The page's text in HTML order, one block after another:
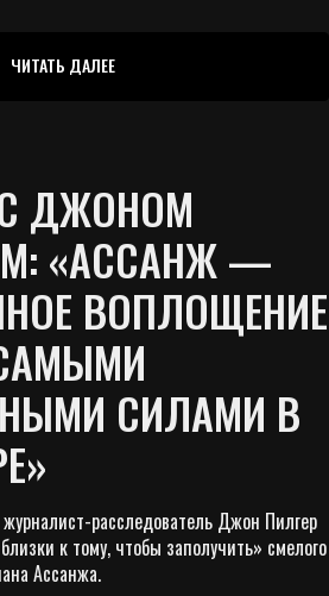
ЧИТАТЬ ДАЛЕЕ
ДЖОНОМ
«АССАНЖ —
ВОПЛОЩЕНИЕ
СИЛАМИ В
расследователь Джон Пилгер
к тому, чтобы заполучить» смелого
Ассанжа.